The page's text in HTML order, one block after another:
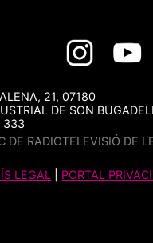
21, 07180
DE SON
333
DE RADIOTELEVISIÓ DE
LEGAL PORTAL